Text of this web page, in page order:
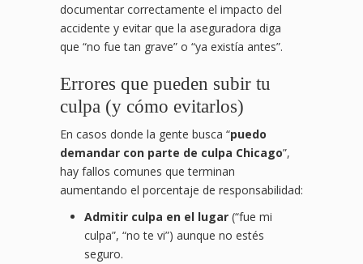
documentar correctamente el impacto del
accidente y evitar que la aseguradora diga
que “no fue tan grave” o “ya existía antes”.
Errores que pueden subir tu
culpa (y cómo evitarlos)
En casos donde la gente busca “puedo
demandar con parte de culpa Chicago”,
hay fallos comunes que terminan
aumentando el porcentaje de responsabilidad:
Admitir culpa en el lugar (“fue mi
culpa”, “no te vi”) aunque no estés
seguro.